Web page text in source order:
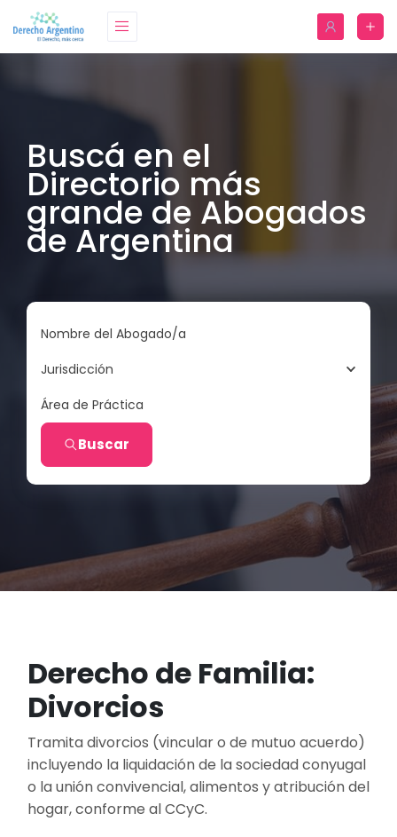
Buscá en el
Directorio más
grande de Abogados
de Argentina
Nombre del Abogado/a
Jurisdicción
Área de Práctica
Buscar
Derecho de Familia:
Divorcios
Tramita divorcios (vincular o de mutuo acuerdo)
incluyendo la liquidación de la sociedad conyugal
o la unión convivencial, alimentos y atribución del
hogar, conforme al CCyC.